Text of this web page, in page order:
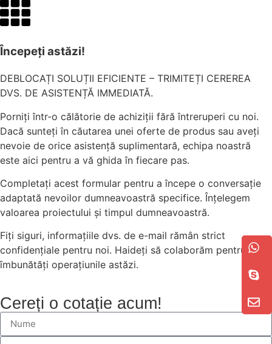
Începeți astăzi!
DEBLOCAȚI SOLUȚII EFICIENTE – TRIMITEȚI CEREREA
DVS. DE ASISTENȚĂ IMMEDIATĂ.
Porniți într-o călătorie de achiziții fără întreruperi cu noi.
Dacă sunteți în căutarea unei oferte de produs sau aveți
nevoie de orice asistență suplimentară, echipa noastră
este aici pentru a vă ghida în fiecare pas.
Completați acest formular pentru a începe o conversație
adaptată nevoilor dumneavoastră specifice. Înțelegem
valoarea proiectului și timpul dumneavoastră.
Fiți siguri, informațiile dvs. de e-mail rămân strict
confidențiale pentru noi. Haideți să colaborăm pentru a vă
îmbunătăți operațiunile astăzi.
Cereți o cotație acum!